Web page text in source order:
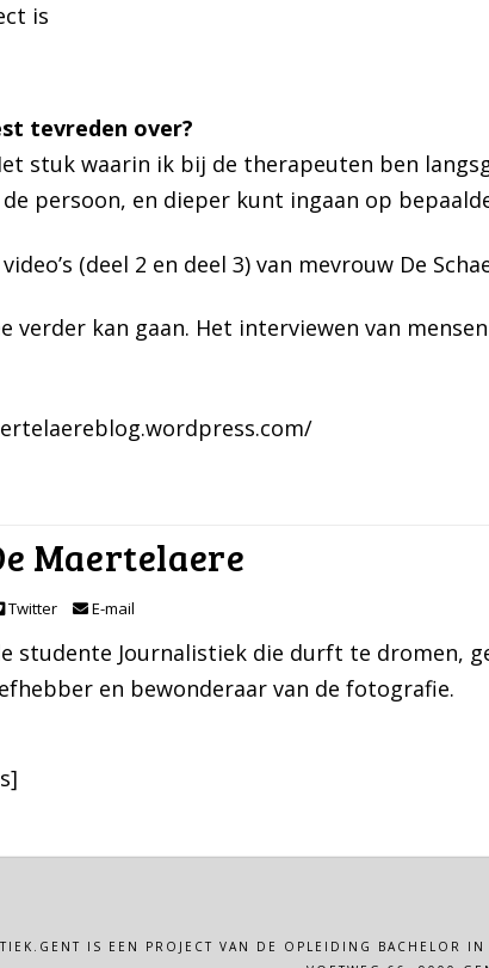
is
tevreden over?
stuk waarin ik bij de therapeuten ben
persoon, en dieper kunt ingaan op
(deel 2 en deel 3) van mevrouw De
verder kan gaan. Het interviewen van
Maertelaere
Twitter E-mail
studente Journalistiek die durft te dromen,
en bewonderaar van de fotografie.
IS EEN PROJECT VAN DE OPLEIDING BACHELOR